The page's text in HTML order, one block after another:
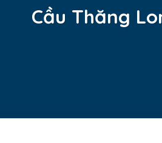
Cầu Thăng